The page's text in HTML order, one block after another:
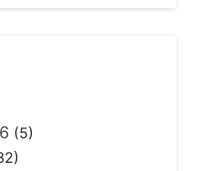
(5)